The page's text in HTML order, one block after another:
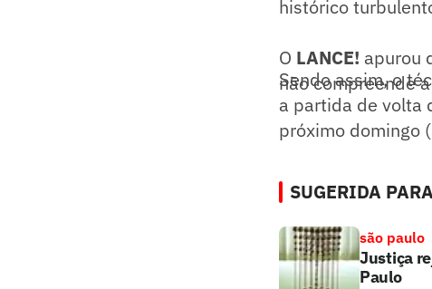
histórico
O LANCE! apurou
não compreende
Sendo assim, o
a partida de volta
próximo domingo
SUGERIDA
são paulo
Justiça
Paulo